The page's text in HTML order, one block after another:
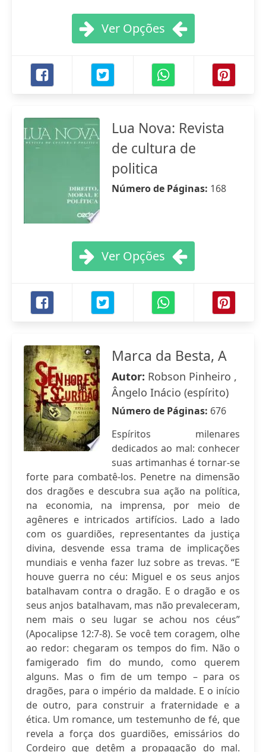
Ver Opções
Lua Nova: Revista
de cultura de
politica
Número de Páginas: 168
Ver Opções
Marca da Besta, A
Autor: Robson Pinheiro ,
Ângelo Inácio (espírito)
Número de Páginas: 676
Espíritos milenares
dedicados ao mal: conhecer
suas artimanhas é tornar-se
forte para combatê-los. Penetre na dimensão
dos dragões e descubra sua ação na política,
na economia, na imprensa, por meio de
agêneres e intricados artifícios. Lado a lado
com os guardiões, representantes da justiça
divina, desvende essa trama de implicações
mundiais e venha fazer luz sobre as trevas. “E
houve guerra no céu: Miguel e os seus anjos
batalhavam contra o dragão. E o dragão e os
seus anjos batalhavam, mas não prevaleceram,
nem mais o seu lugar se achou nos céus”
(Apocalipse 12:7-8). Se você tem coragem, olhe
ao redor: chegaram os tempos do fim. Não o
famigerado fim do mundo, como querem
alguns. Mas o fim de um tempo – para os
dragões, para o império da maldade. E o início
de outro, para construir a fraternidade e a
ética. Um romance, um testemunho de fé, que
revela a força dos guardiões, emissários do
Cordeiro que detêm a propagação do mal.